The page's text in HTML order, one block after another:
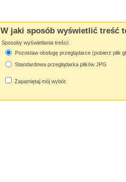
W jaki sposób wyświetlić treść
Sposoby wyświetlania treści:
Pozostaw obsługę przeglądarce (pobierz plik
Standardowa przeglądarka plików JPG
Zapamiętaj mój wybór.